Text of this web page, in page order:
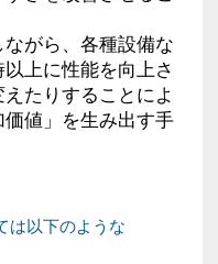
がら、各種設備な
上に性能を向上さ
たりすることによ
値」を生み出す手
は以下のような